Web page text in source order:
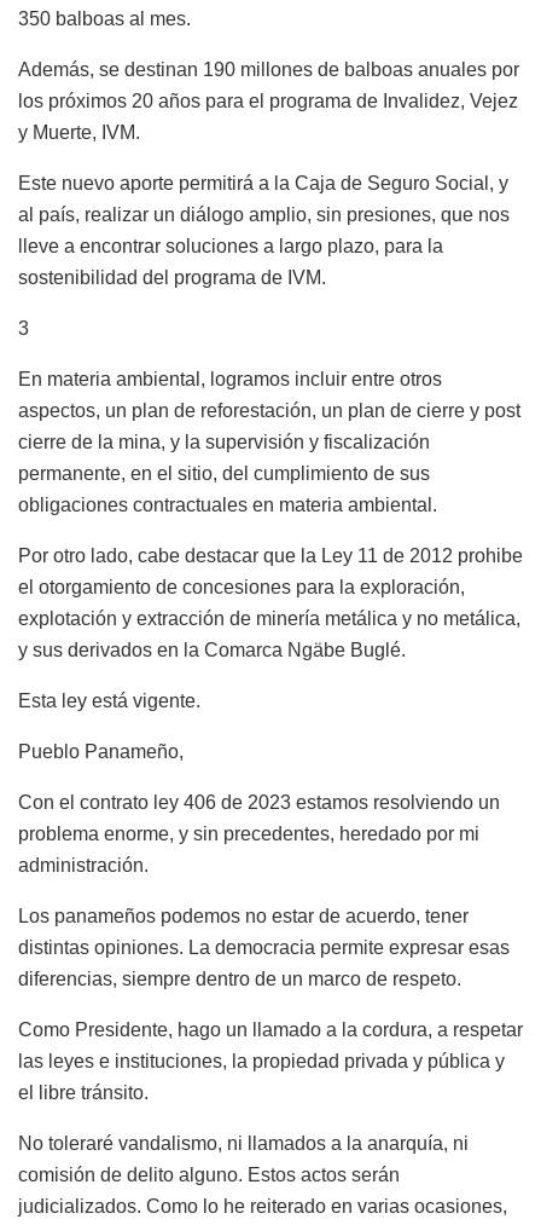
350 balboas al mes.
Además, se destinan 190 millones de balboas anuales por
los próximos 20 años para el programa de Invalidez, Vejez
y Muerte, IVM.
Este nuevo aporte permitirá a la Caja de Seguro Social, y
al país, realizar un diálogo amplio, sin presiones, que nos
lleve a encontrar soluciones a largo plazo, para la
sostenibilidad del programa de IVM.
3
En materia ambiental, logramos incluir entre otros
aspectos, un plan de reforestación, un plan de cierre y post
cierre de la mina, y la supervisión y fiscalización
permanente, en el sitio, del cumplimiento de sus
obligaciones contractuales en materia ambiental.
Por otro lado, cabe destacar que la Ley 11 de 2012 prohibe
el otorgamiento de concesiones para la exploración,
explotación y extracción de minería metálica y no metálica,
y sus derivados en la Comarca Ngäbe Buglé.
Esta ley está vigente.
Pueblo Panameño,
Con el contrato ley 406 de 2023 estamos resolviendo un
problema enorme, y sin precedentes, heredado por mi
administración.
Los panameños podemos no estar de acuerdo, tener
distintas opiniones. La democracia permite expresar esas
diferencias, siempre dentro de un marco de respeto.
Como Presidente, hago un llamado a la cordura, a respetar
las leyes e instituciones, la propiedad privada y pública y
el libre tránsito.
No toleraré vandalismo, ni llamados a la anarquía, ni
comisión de delito alguno. Estos actos serán
judicializados. Como lo he reiterado en varias ocasiones,